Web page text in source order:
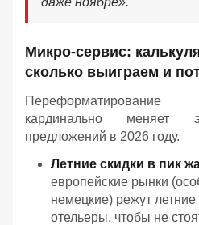
Микро-сервис:
сколько выиграем и
кардинально меняет
предложений в 2026 году.
Летние скидки в пик
европейские рынки
немецкие) режут летние
отельеры, чтобы не